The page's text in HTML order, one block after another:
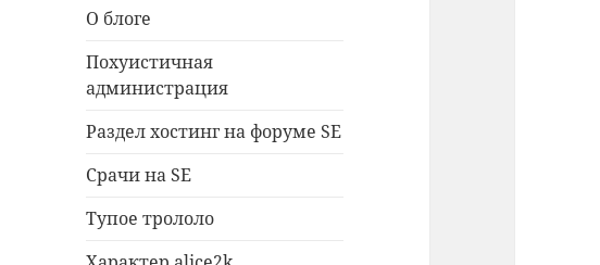
О блоге
Похуистичная
администрация
Раздел хостинг на форуме SE
Срачи на SE
Тупое трололо